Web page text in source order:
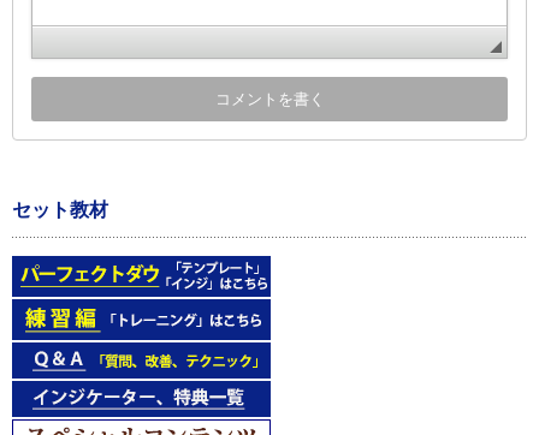
セット教材